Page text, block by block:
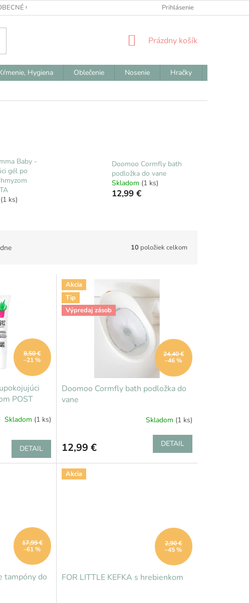
OBCHODNÉ PODMIENKY ODSTÚPENIE OD ZMLUVY
Prihlásenie
NÁKUPNÝ
Prázdny košík
Hygiena Oblečenie Nosenie Hračky
Baby -
gél po
(1 ks)
Doomoo Cormfly bath
podložka do vane
Skladom (1 ks)
12,99 €
10 položiek celkom
8,50 €
–21 %
POST
Skladom (1 ks)
DETAIL
Akcia
Tip
Výpredaj zásob
24,40 €
–46 %
Doomoo Cormfly bath podložka do
vane
Skladom (1 ks)
12,99 € DETAIL
17,99 €
–61 %
tampóny do
Akcia
2,90 €
–45 %
FOR LITTLE KEFKA s hrebienkom